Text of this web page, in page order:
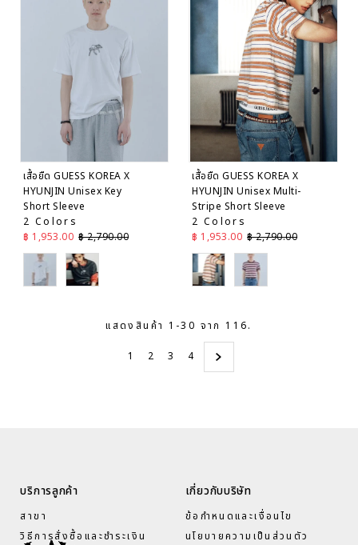
เสื้อยืด GUESS KOREA X
HYUNJIN Unisex Key
Short Sleeve
2 Colors
ราคาลด
฿ 1,953.00 ราคาปกติ
฿ 2,790.00
White Grey
เสื้อยืด GUESS KOREA X
HYUNJIN Unisex Multi-
Stripe Short Sleeve
2 Colors
ราคาลด
฿ 1,953.00 ราคาปกติ
฿ 2,790.00
Brown Red
แสดงสินค้า 1-30 จาก 116.
1 2 3 4
บริการลูกค้า
สาขา
วิธีการสั่งซื้อและชำระเงิน
เกี่ยวกับบริษัท
ข้อกำหนดและเงื่อนไข
นโยบายความเป็นส่วนตัว